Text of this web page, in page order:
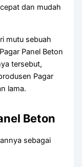
dan mudah
mutu sebuah
Panel Beton
tersebut,
Pagar
lama.
Beton
sebagai